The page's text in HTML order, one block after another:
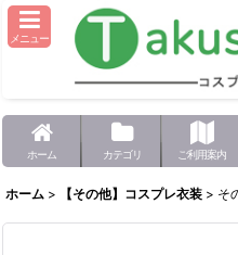
メニュー
ホーム カテゴリ ご利用案内
ホーム > 【その他】コスプレ衣装 > そ